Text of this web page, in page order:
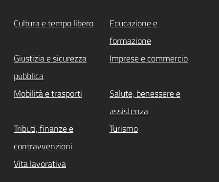
Cultura e tempo libero
Educazione e
formazione
Giustizia e sicurezza
pubblica
Imprese e commercio
Mobilità e trasporti
Salute, benessere e
assistenza
Tributi, finanze e
contravvenzioni
Turismo
Vita lavorativa